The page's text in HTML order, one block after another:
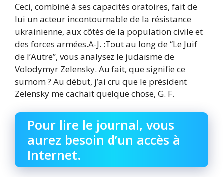
Ceci, combiné à ses capacités oratoires, fait de
lui un acteur incontournable de la résistance
ukrainienne, aux côtés de la population civile et
des forces armées.A-J. :Tout au long de “Le Juif
de l’Autre”, vous analysez le judaïsme de
Volodymyr Zelensky. Au fait, que signifie ce
surnom ? Au début, j’ai cru que le président
Zelensky me cachait quelque chose, G. F.
Pour lire le journal, vous
aurez besoin d’un accès à
Internet.